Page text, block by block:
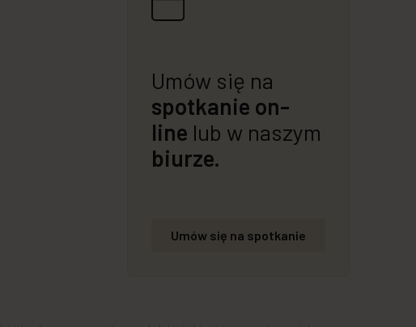
Umów się na
spotkanie on-
line lub w naszym
biurze.
Umów się na spotkanie